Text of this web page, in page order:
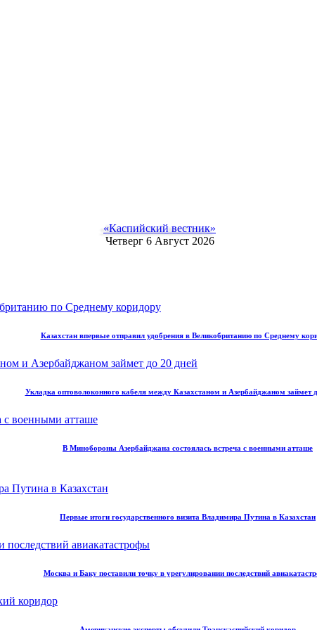
«Каспийский вестник»
Четверг 6 Август 2026
Казахстан впервые отправил удобрения в Великобританию по Среднему
Укладка оптоволоконного кабеля между Казахстаном и Азербайджаном займет
В Минобороны Азербайджана состоялась встреча с военными атташе
Первые итоги государственного визита Владимира Путина в Казахстан
Москва и Баку поставили точку в урегулировании последствий